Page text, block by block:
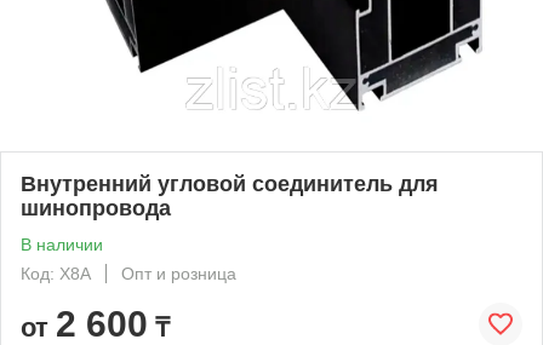
Внутренний угловой соединитель для
шинопровода
В наличии
Код: X8A
Опт и розница
от 2 600 ₸